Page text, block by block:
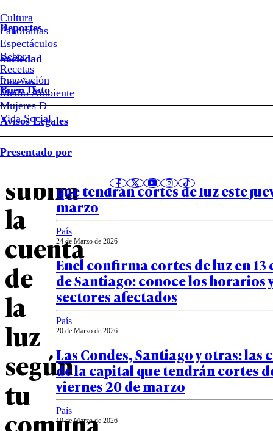
Cultura
Panoramas
Espectáculos
Beber
Recetas
Reseñas
Deportes
Sociedad
Innovación
Medio Ambiente
Mujeres D
Vida Social
Buen Dato
Avisos Legales
Presentado por
Alza
será
en
julio:
averigua
cuánto
subirá
la
cuenta
de
la
luz
según
tu
comuna
Notas relacionadas
26 de Marzo de 2026
Las 12 comunas de la Región
que tendrán cortes de luz este
marzo
País
24 de Marzo de 2026
Enel confirma cortes de luz en 13
de Santiago: conoce los horarios
sectores afectados
País
20 de Marzo de 2026
Las Condes, Santiago y otras: las
de la capital que tendrán cortes
viernes 20 de marzo
País
19 de Marzo de 2026